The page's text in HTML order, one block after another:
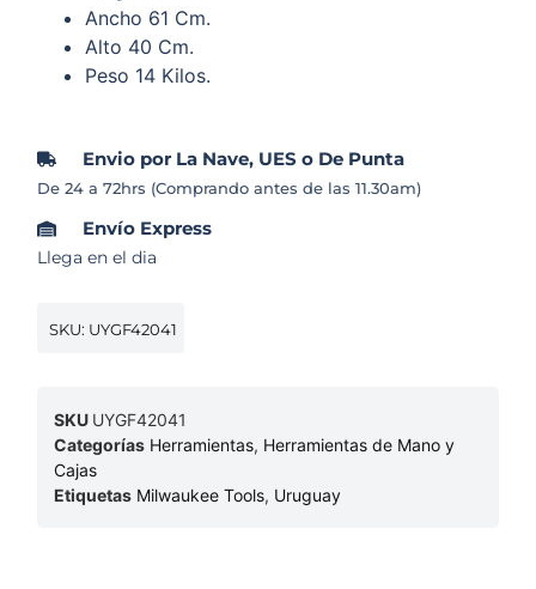
Ancho 61 Cm.
Alto 40 Cm.
Peso 14 Kilos.
Envio por La Nave, UES o De Punta
De 24 a 72hrs (Comprando antes de las 11.30am)
Envío Express
Llega en el dia
SKU: UYGF42041
SKU UYGF42041
Categorías Herramientas, Herramientas de Mano y
Cajas
Etiquetas Milwaukee Tools, Uruguay